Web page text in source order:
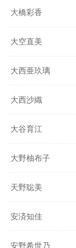
大橋彩香
大空直美
大西亜玖璃
大西沙織
大谷育江
大野柚布子
天野聡美
安済知佳
安野希世乃